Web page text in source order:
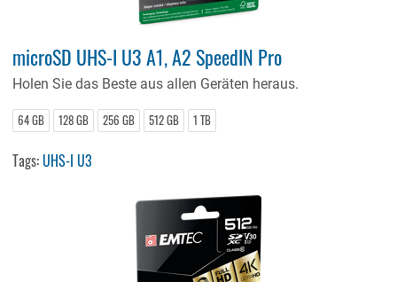
microSD UHS-I U3 A1, A2 SpeedIN Pro
Holen Sie das Beste aus allen Geräten heraus.
64 GB 128 GB 256 GB 512 GB 1 TB
Tags:UHS-I U3